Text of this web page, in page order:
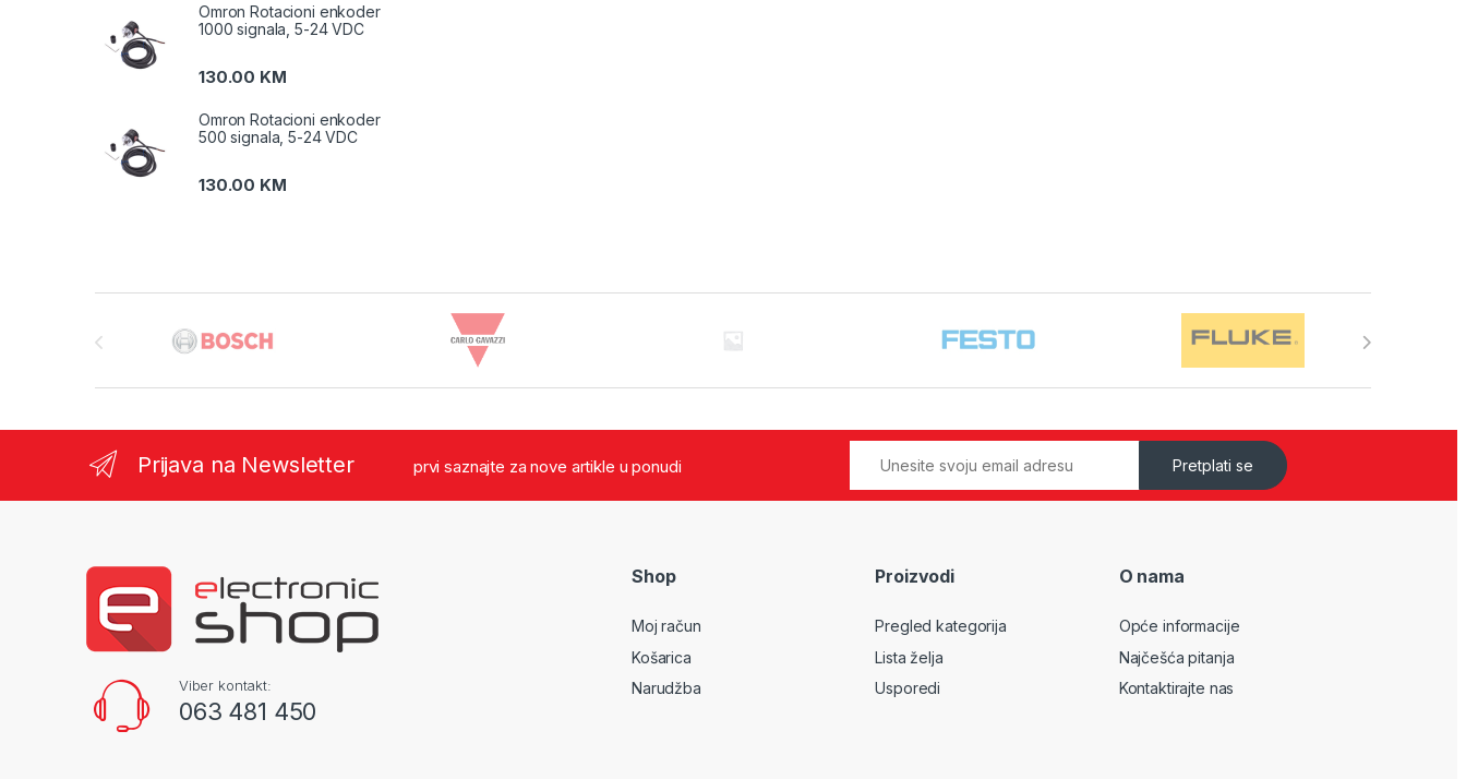
Omron Rotacioni enkoder
1000 signala, 5-24 VDC
130.00 KM
Omron Rotacioni enkoder
500 signala, 5-24 VDC
130.00 KM
Prijava na Newsletter prvi saznajte za nove artikle u ponudi Pretplati se
Viber kontakt:
063 481 450
Shop
Moj račun
Košarica
Narudžba
Proizvodi
Pregled kategorija
Lista želja
Usporedi
O nama
Opće informacije
Najčešća pitanja
Kontaktirajte nas